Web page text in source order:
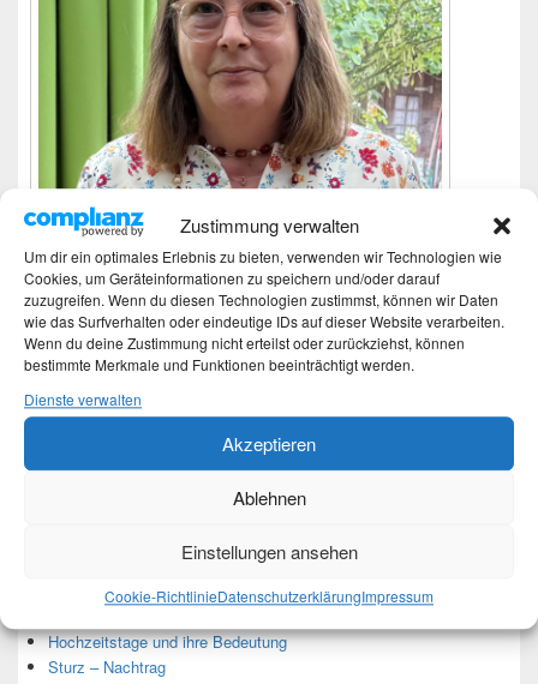
Zustimmung verwalten
Um dir ein optimales Erlebnis zu bieten, verwenden wir Technologien wie
Cookies, um Geräteinformationen zu speichern und/oder darauf
zuzugreifen. Wenn du diesen Technologien zustimmst, können wir Daten
wie das Surfverhalten oder eindeutige IDs auf dieser Website verarbeiten.
Wenn du deine Zustimmung nicht erteilst oder zurückziehst, können
bestimmte Merkmale und Funktionen beeinträchtigt werden.
Dienste verwalten
Akzeptieren
Ablehnen
Einstellungen ansehen
Cookie-RichtlinieDatenschutzerklärungImpressum
Ich bin Martina und Autorin dieses Blogs.
Mehr Infos unter About me.
Neueste Beiträge
Hochzeitstage und ihre Bedeutung
Sturz – Nachtrag